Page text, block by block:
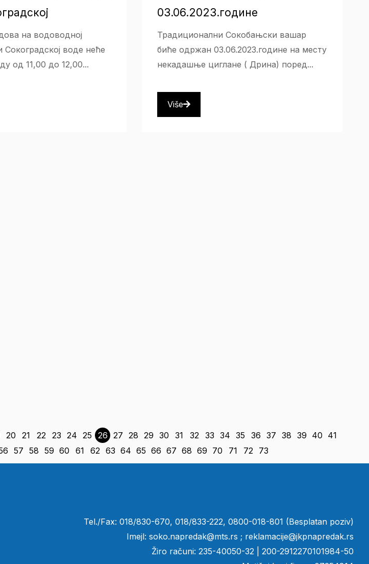
на водоводној
воде неће
од 11,00 до 12,00...
03.06.2023.године
Традиционални Сокобањски вашар
биће одржан 03.06.2023.године на месту
некадашње циглане ( Дрина) поред...
Više
20 21 22 23 24 25 26 27 28 29 30 31 32 33 34 35 36 37 38 39 40 41
57 58 59 60 61 62 63 64 65 66 67 68 69 70 71 72 73
Tel./Fax: 018/830-670, 018/833-222, 0800-018-801 (Besplatan poziv)
Imejl: soko.napredak@mts.rs ; reklamacije@jkpnapredak.rs
Žiro računi: 235-40050-32 | 200-2912270101984-50